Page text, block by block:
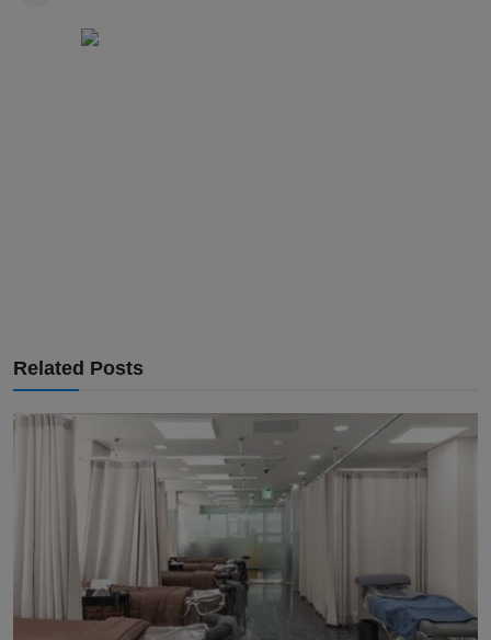
Related Posts